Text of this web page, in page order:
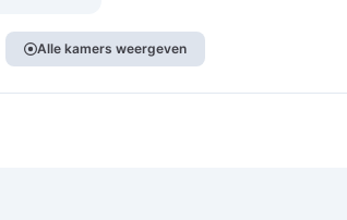
Alle kamers weergeven